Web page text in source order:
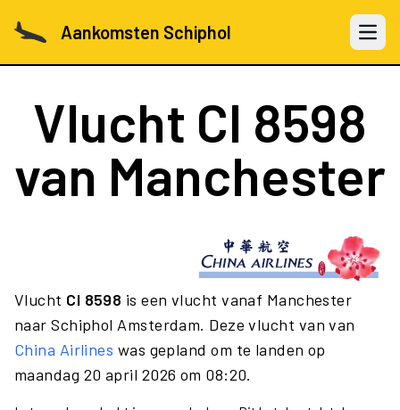
Aankomsten Schiphol Open
Vlucht CI 8598
van Manchester
Vlucht CI 8598 is een vlucht vanaf Manchester
naar Schiphol Amsterdam. Deze vlucht van van
China Airlines was gepland om te landen op
maandag 20 april 2026 om 08:20.